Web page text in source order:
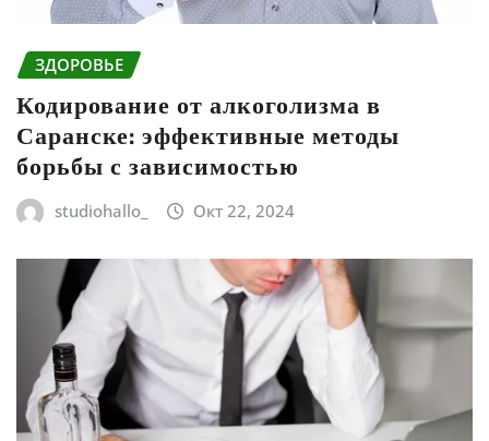
ЗДОРОВЬЕ
Кодирование от алкоголизма в
Саранске: эффективные методы
борьбы с зависимостью
studiohallo_ Окт 22, 2024